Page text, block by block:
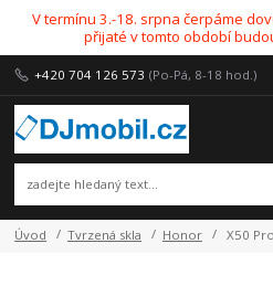
V termínu 3.-18. srpna čerpáme
přijaté v tomto období
+420 704 126 573 (Po-Pá, 8-18 hod.)
Úvod Tvrzená skla Honor X50 Pro